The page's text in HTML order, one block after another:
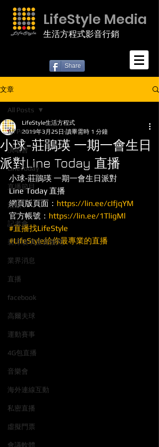
LifeStyle Media
生活方程式影音行銷
Share
文章
All Posts
演唱會
LineToday
直播節目
活動
記者會
碧潭玻璃屋直播間
業界消息
直播
facebook
高爾夫球
運動賽事
4G包直播
音樂會
海外連線互動
私密直播
虛擬門票
會議軟體
All Posts
小球-莊鵑瑛 一期一會生日
派對Line Today 直播
LifeStyle生活方程式
2019年3月25日 讀畢需時 1 分鐘
小球-莊鵑瑛 一期一會生日派對
Line Today 直播
網頁版頁面： https://lin.ee/cIfjqYM
官方帳號： https://lin.ee/1TligMl
#直播找LifeStyle
#LifeStyle給你最專業的直播